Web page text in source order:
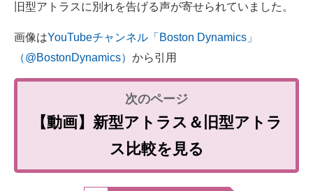
旧型アトラスに別れを告げる声が寄せられていました。
画像はYouTubeチャンネル「Boston Dynamics」
（@BostonDynamics） から引用
【動画】新型アトラス＆旧型アトラ
ス比較を見る